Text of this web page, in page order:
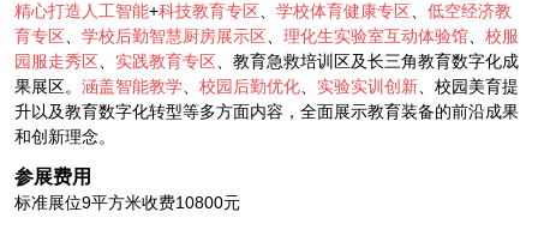
精心打造人工智能+科技教育专区 学校体育健康专区
低空经济教
育专区
学校后勤智慧厨房展示区 理化生实验室互动体验馆
校服
园服走秀区
实践教育专区 、教育急救培训区及长三角教育数字化成
果展区。 涵盖智能教学 校园后勤优化 实验实训创新 、校园美育提
升以及教育数字化转型等多方面内容，全面展示教育装备的前沿成果
和创新理念。
参展费用
标准展位9平方米收费10800元